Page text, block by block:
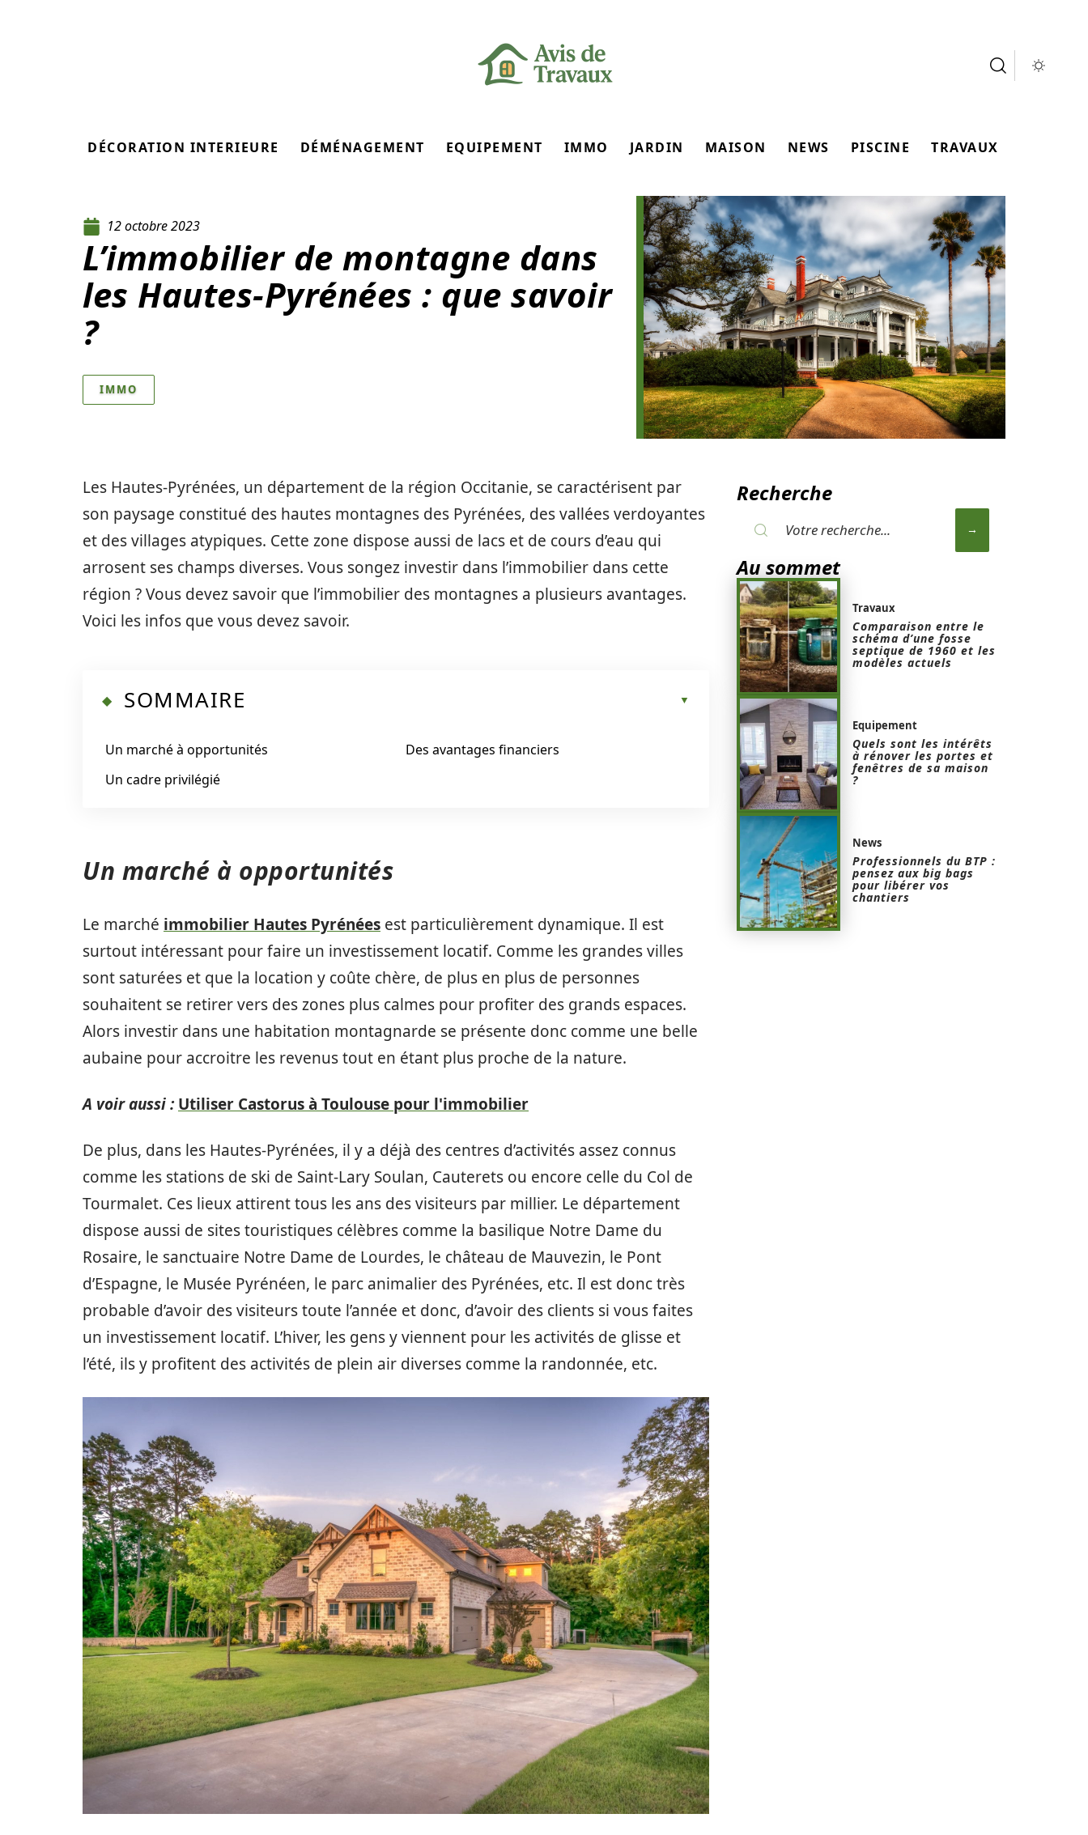
DÉCORATION INTERIEURE DÉMÉNAGEMENT EQUIPEMENT IMMO JARDIN MAISON NEWS PISCINE TRAVAUX
12 octobre 2023
L’immobilier de montagne dans
les Hautes-Pyrénées : que savoir
?
IMMO
Les Hautes-Pyrénées, un département de la région Occitanie, se caractérisent par
son paysage constitué des hautes montagnes des Pyrénées, des vallées verdoyantes
et des villages atypiques. Cette zone dispose aussi de lacs et de cours d’eau qui
arrosent ses champs diverses. Vous songez investir dans l’immobilier dans cette
région ? Vous devez savoir que l’immobilier des montagnes a plusieurs avantages.
Voici les infos que vous devez savoir.
SOMMAIRE
Un marché à opportunités
Un cadre privilégié
Des avantages financiers
Un marché à opportunités
Le marché immobilier Hautes Pyrénées est particulièrement dynamique. Il est
surtout intéressant pour faire un investissement locatif. Comme les grandes villes
sont saturées et que la location y coûte chère, de plus en plus de personnes
souhaitent se retirer vers des zones plus calmes pour profiter des grands espaces.
Alors investir dans une habitation montagnarde se présente donc comme une belle
aubaine pour accroitre les revenus tout en étant plus proche de la nature.
A voir aussi : Utiliser Castorus à Toulouse pour l'immobilier
De plus, dans les Hautes-Pyrénées, il y a déjà des centres d’activités assez connus
comme les stations de ski de Saint-Lary Soulan, Cauterets ou encore celle du Col de
Tourmalet. Ces lieux attirent tous les ans des visiteurs par millier. Le département
dispose aussi de sites touristiques célèbres comme la basilique Notre Dame du
Rosaire, le sanctuaire Notre Dame de Lourdes, le château de Mauvezin, le Pont
d’Espagne, le Musée Pyrénéen, le parc animalier des Pyrénées, etc. Il est donc très
probable d’avoir des visiteurs toute l’année et donc, d’avoir des clients si vous faites
un investissement locatif. L’hiver, les gens y viennent pour les activités de glisse et
l’été, ils y profitent des activités de plein air diverses comme la randonnée, etc.
Recherche
Au sommet
Travaux
Comparaison entre le
schéma d’une fosse
septique de 1960 et les
modèles actuels
Equipement
Quels sont les intérêts
à rénover les portes et
fenêtres de sa maison
?
News
Professionnels du BTP :
pensez aux big bags
pour libérer vos
chantiers